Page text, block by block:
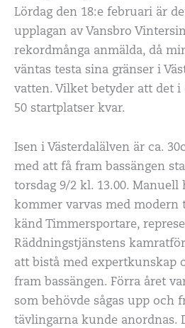
Lördag den 18:e februari är
upplagan av Vansbro
rekordmånga anmälda, då
väntas testa sina gränser i
vatten. Vilket betyder att det i
50 startplatser kvar.
Isen i Västerdalälven är ca.
med att få fram bassängen
torsdag 9/2 kl. 13.00. Manuell
kommer varvas med modern
känd Timmersportare,
Räddningstjänstens
att bistå med expertkunskap
fram bassängen. Förra året
som behövde sågas upp och
tävlingarna kunde anordnas.